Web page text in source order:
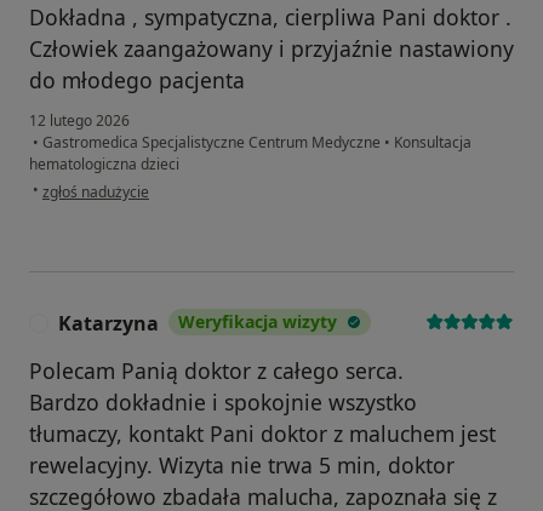
Dokładna , sympatyczna, cierpliwa Pani doktor .
Człowiek zaangażowany i przyjaźnie nastawiony
do młodego pacjenta
12 lutego 2026
• Gastromedica Specjalistyczne Centrum Medyczne • Konsultacja
hematologiczna dzieci
• w opinii użytkownika Sabina
zgłoś nadużycie
Katarzyna Weryfikacja wizyty
Polecam Panią doktor z całego serca.
Bardzo dokładnie i spokojnie wszystko
tłumaczy, kontakt Pani doktor z maluchem jest
rewelacyjny. Wizyta nie trwa 5 min, doktor
szczegółowo zbadała malucha, zapoznała się z